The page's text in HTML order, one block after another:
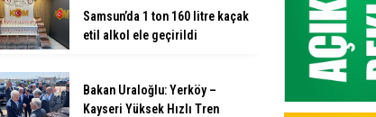
Samsun’da 1 ton 160 litre kaçak
etil alkol ele geçirildi
Bakan Uraloğlu: Yerköy –
Kayseri Yüksek Hızlı Tren